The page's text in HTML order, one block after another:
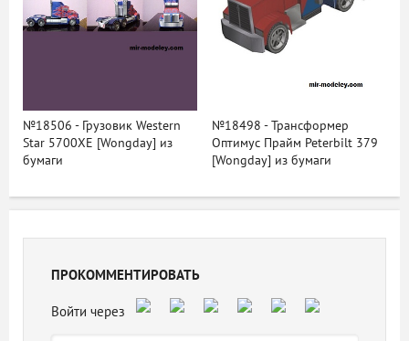
№18506 - Грузовик Western
Star 5700XE [Wongday] из
бумаги
№18498 - Трансформер
Оптимус Прайм Peterbilt 379
[Wongday] из бумаги
ПРОКОММЕНТИРОВАТЬ